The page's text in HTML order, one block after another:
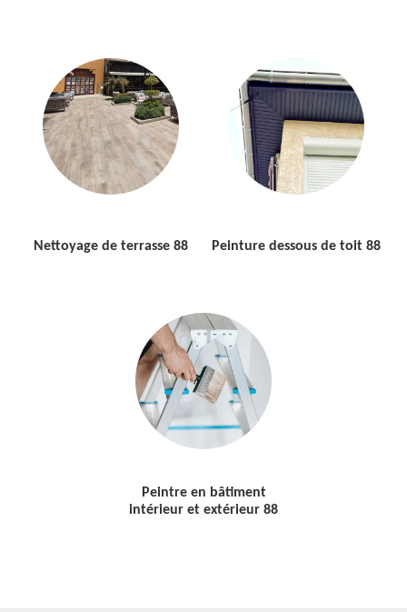
Nettoyage de terrasse 88 Peinture dessous de toit 88
Peintre en bâtiment
intérieur et extérieur 88